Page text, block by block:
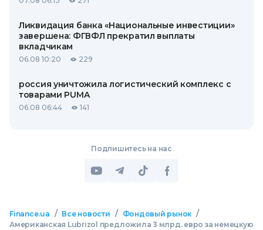
Ликвидация банка «Национальные инвестиции»
завершена: ФГВФЛ прекратил выплаты
вкладчикам
06.08 10:20 229
россия уничтожила логистический комплекс с
товарами PUMA
06.08 06:44 141
Подпишитесь на нас
Finance.ua / Все новости / Фондовый рынок /
Американская Lubrizol предложила 3 млрд. евро за немецкую